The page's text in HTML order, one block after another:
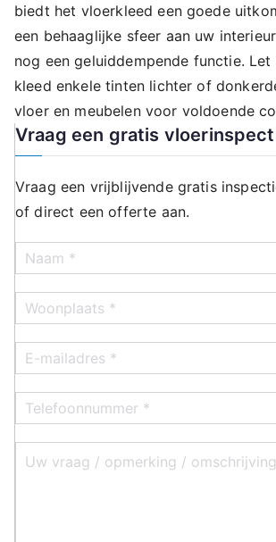
biedt het vloerkleed een goede
een behaaglijke sfeer aan uw
nog een geluiddempende functie.
kleed enkele tinten lichter of
vloer en meubelen voor voldoende
Vraag een gratis
Vraag een vrijblijvende gratis
of direct een offerte aan.